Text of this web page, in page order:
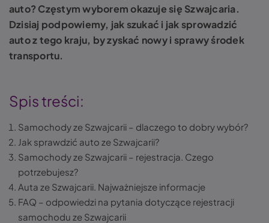
auto? Częstym wyborem okazuje się Szwajcaria.
Dzisiaj podpowiemy, jak szukać i jak sprowadzić
auto z tego kraju, by zyskać nowy i sprawy środek
transportu.
Spis treści:
Samochody ze Szwajcarii – dlaczego to dobry wybór?
Jak sprawdzić auto ze Szwajcarii?
Samochody ze Szwajcarii – rejestracja. Czego
potrzebujesz?
Auta ze Szwajcarii. Najważniejsze informacje
FAQ – odpowiedzi na pytania dotyczące rejestracji
samochodu ze Szwajcarii